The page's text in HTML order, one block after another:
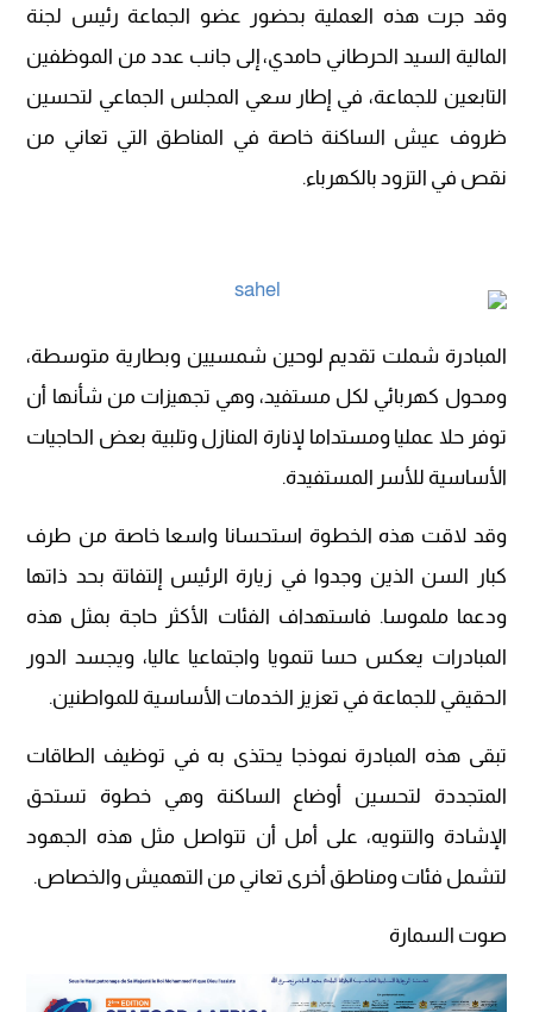
وقد جرت هذه العملية بحضور عضو الجماعة رئيس لجنة
المالية السيد الحرطاني حامدي، إلى جانب عدد من الموظفين
التابعين للجماعة، في إطار سعي المجلس الجماعي لتحسين
ظروف عيش الساكنة خاصة في المناطق التي تعاني من
نقص في التزود بالكهرباء.
المبادرة شملت تقديم لوحين شمسيين وبطارية متوسطة،
ومحول كهربائي لكل مستفيد، وهي تجهيزات من شأنها أن
توفر حلا عمليا ومستداما لإنارة المنازل وتلبية بعض الحاجيات
الأساسية للأسر المستفيدة.
وقد لاقت هذه الخطوة استحسانا واسعا خاصة من طرف
كبار السن الذين وجدوا في زيارة الرئيس إلتفاتة بحد ذاتها
ودعما ملموسا. فاستهداف الفئات الأكثر حاجة بمثل هذه
المبادرات يعكس حسا تنمويا واجتماعيا عاليا، ويجسد الدور
الحقيقي للجماعة في تعزيز الخدمات الأساسية للمواطنين.
تبقى هذه المبادرة نموذجا يحتذى به في توظيف الطاقات
المتجددة لتحسين أوضاع الساكنة وهي خطوة تستحق
الإشادة والتنويه، على أمل أن تتواصل مثل هذه الجهود
لتشمل فئات ومناطق أخرى تعاني من التهميش والخصاص.
صوت السمارة